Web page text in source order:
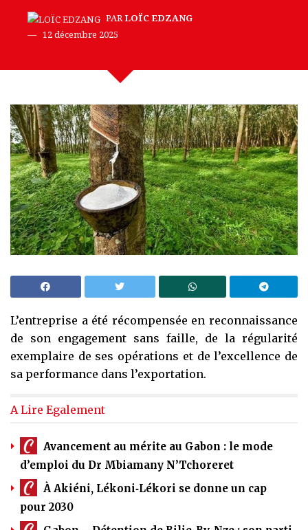
PARLOÏC EDZANG
12 décembre 2025
L’entreprise a été récompensée en reconnaissance
de son engagement sans faille, de la régularité
exemplaire de ses opérations et de l’excellence de
sa performance dans l’exportation.
A Lire Egalement
Avancement au mérite au Gabon : le mode
d’emploi du Dr Mbiamany N’Tchoreret
À Akiéni, Lékoni‑Lékori se donne un cap
pour 2030